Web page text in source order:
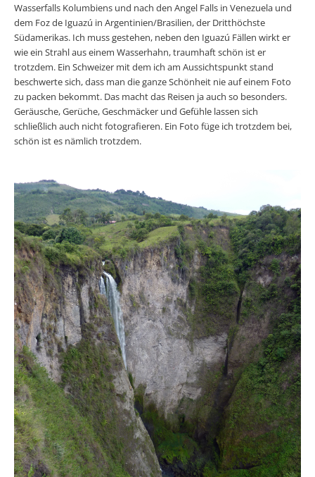
Wasserfalls Kolumbiens und nach den Angel Falls in Venezuela und
dem Foz de Iguazú in Argentinien/Brasilien, der Dritthöchste
Südamerikas. Ich muss gestehen, neben den Iguazú Fällen wirkt er
wie ein Strahl aus einem Wasserhahn, traumhaft schön ist er
trotzdem. Ein Schweizer mit dem ich am Aussichtspunkt stand
beschwerte sich, dass man die ganze Schönheit nie auf einem Foto
zu packen bekommt. Das macht das Reisen ja auch so besonders.
Geräusche, Gerüche, Geschmäcker und Gefühle lassen sich
schließlich auch nicht fotografieren. Ein Foto füge ich trotzdem bei,
schön ist es nämlich trotzdem.